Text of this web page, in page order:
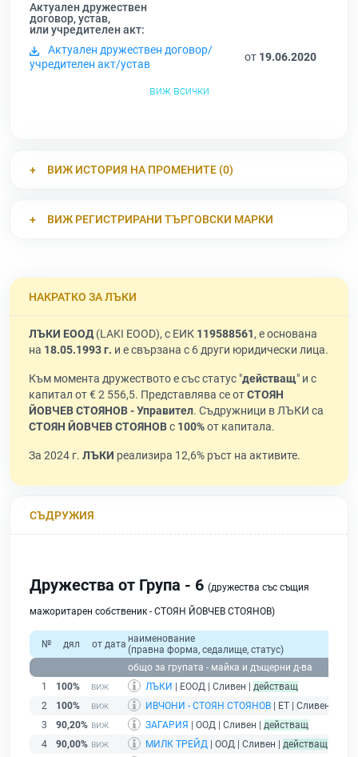
Актуален дружествен
договор, устав,
или учредителен акт:
Актуален дружествен договор/
учредителен акт/устав
от 19.06.2020
виж всички
ВИЖ ИСТОРИЯ НА ПРОМЕНИТЕ (0)
ВИЖ РЕГИСТРИРАНИ ТЪРГОВСКИ МАРКИ
НАКРАТКО ЗА ЛЪКИ
ЛЪКИ ЕООД(LAKI EOOD), с ЕИК 119588561, е основана
на 18.05.1993 г. и е свързана с 6 други юридически лица.
Към момента дружеството е със статус "действащ" и с
капитал от € 2 556,5. Представлява се отСТОЯН
ЙОВЧЕВ СТОЯНОВ - Управител. Съдружници в ЛЪКИ са
СТОЯН ЙОВЧЕВ СТОЯНОВс 100%от капитала.
За 2024 г. ЛЪКИ реализира 12,6% ръст на активите.
СЪДРУЖИЯ
Дружества от Група - 6 (дружества със същия
мажоритарен собственик - СТОЯН ЙОВЧЕВ СТОЯНОВ)
№ дял от дата наименование
(правна форма, седалище, статус)
общо за групата - майка и дъщерни д-ва
1
100% ЛЪКИ | ЕООД | Сливен | действащ
2
100% ИВЧОНИ - СТОЯН СТОЯНОВ | ЕТ | Сливен |
3
90,20% ЗАГАРИЯ | ООД | Сливен | действащ
4
90,00% МИЛК ТРЕЙД | ООД | Сливен | действащ